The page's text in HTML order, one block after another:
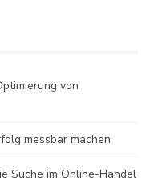
von
messbar machen
Suche im Online-Handel